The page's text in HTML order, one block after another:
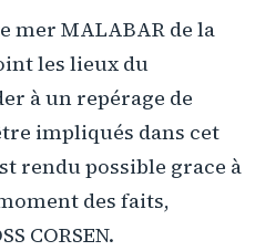
mer MALABAR de la
les lieux du
à un repérage de
impliqués dans cet
rendu possible grace à
des faits,
CORSEN.